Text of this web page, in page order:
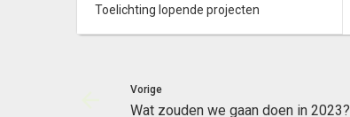
Toelichting lopende projecten
Vorige
Wat zouden we gaan doen in 2023?